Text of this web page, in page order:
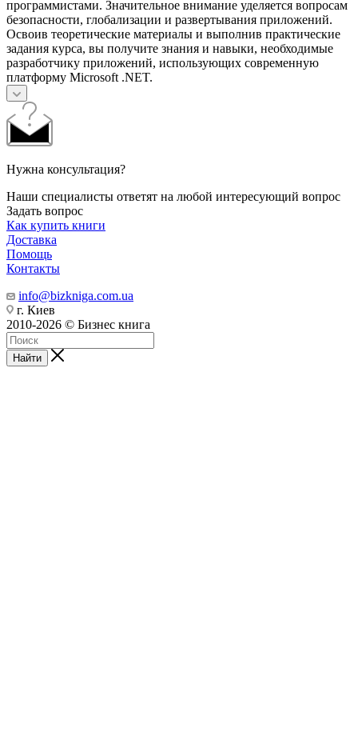
программистами. Значительное внимание уделяется вопросам
безопасности, глобализации и развертывания приложений.
Освоив теоретические материалы и выполнив практические
задания курса, вы получите знания и навыки, необходимые
разработчику приложений, использующих современную
платформу Microsoft .NET.
Нужна консультация?
Наши специалисты ответят на любой интересующий вопрос
Задать вопрос
Как купить книги
Доставка
Помощь
Контакты
info@bizkniga.com.ua
г. Киев
2010-2026 © Бизнес книга
Найти